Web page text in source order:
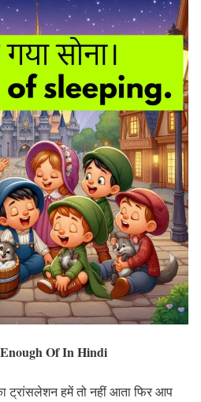
Of In Hindi
ट्रांसलेशन हमें तो नहीं आता फिर आप